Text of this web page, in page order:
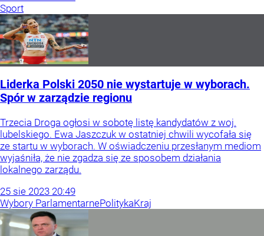
Sport
Liderka Polski 2050 nie wystartuje w wyborach.
Spór w zarządzie regionu
Trzecia Droga ogłosi w sobotę listę kandydatów z woj.
lubelskiego. Ewa Jaszczuk w ostatniej chwili wycofała się
ze startu w wyborach. W oświadczeniu przesłanym mediom
wyjaśniła, że nie zgadza się ze sposobem działania
lokalnego zarządu.
25 sie 2023 20:49
Wybory ParlamentarnePolitykaKraj